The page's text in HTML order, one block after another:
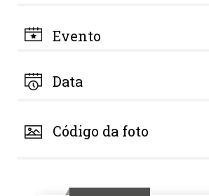
Evento
Data
Código da foto